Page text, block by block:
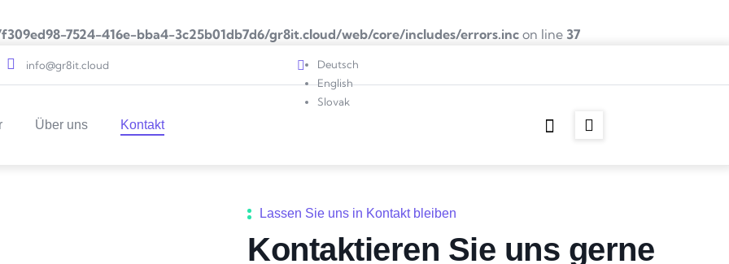
7524-416e-bba4-3c25b01db7d6/gr8it.cloud/web/core/includes/errors.inc on line 37
info@gr8it.cloud
Deutsch
English
Slovak
Über uns Kontakt
Lassen Sie uns in Kontakt bleiben
Kontaktieren Sie uns gerne